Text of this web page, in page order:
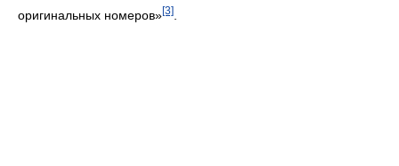
оригинальных номеров»[3]